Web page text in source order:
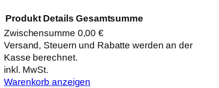
Produkte
im
Warenkorb
Produkt Details Gesamtsumme
Zwischensumme 0,00 €
Versand, Steuern und Rabatte werden an der
Kasse berechnet.
inkl. MwSt.
Warenkorb anzeigen